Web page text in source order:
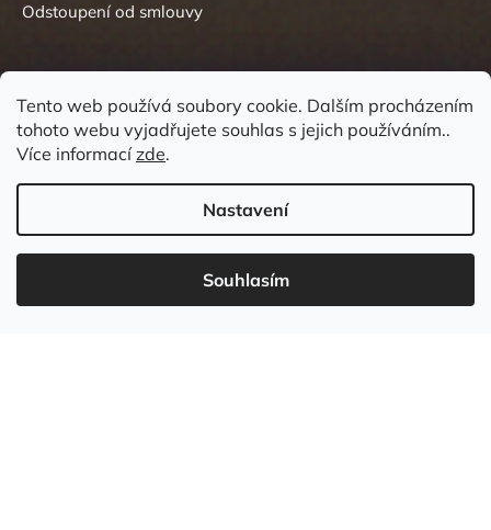
Tento web používá soubory cookie. Dalším procházením
tohoto webu vyjadřujete souhlas s jejich používáním..
Více informacízde.
Nastavení
Souhlasím
Odstoupení od smlouvy
Kontakt